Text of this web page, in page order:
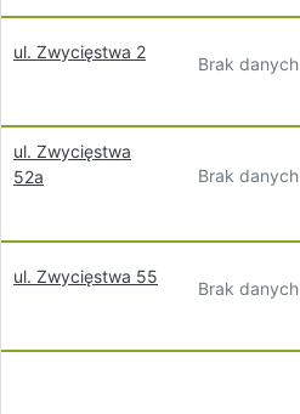
ul. Zwycięstwa 2
Brak danych
ul. Zwycięstwa
52a
Brak danych
ul. Zwycięstwa 55
Brak danych